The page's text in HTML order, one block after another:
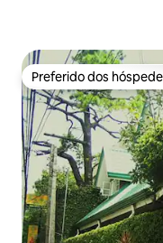
Preferido dos
Preferido dos